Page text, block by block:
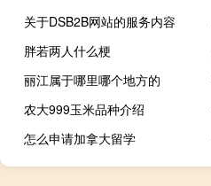
关于DSB2B网站的服务内容
胖若两人什么梗
丽江属于哪里哪个地方的
农大999玉米品种介绍
怎么申请加拿大留学
电子厂污染大吗